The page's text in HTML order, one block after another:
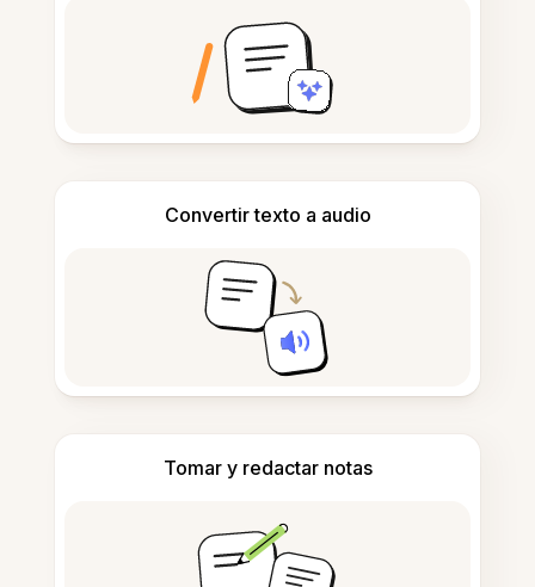
Convertir texto a audio
Tomar y redactar notas